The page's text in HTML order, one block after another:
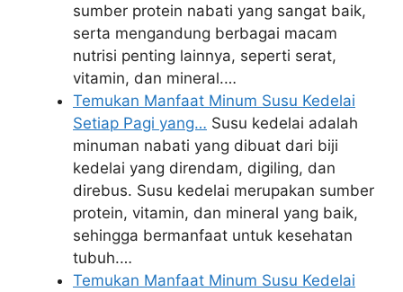
sumber protein nabati yang sangat baik,
serta mengandung berbagai macam
nutrisi penting lainnya, seperti serat,
vitamin, dan mineral.…
Temukan Manfaat Minum Susu Kedelai
Setiap Pagi yang… Susu kedelai adalah
minuman nabati yang dibuat dari biji
kedelai yang direndam, digiling, dan
direbus. Susu kedelai merupakan sumber
protein, vitamin, dan mineral yang baik,
sehingga bermanfaat untuk kesehatan
tubuh.…
Temukan Manfaat Minum Susu Kedelai